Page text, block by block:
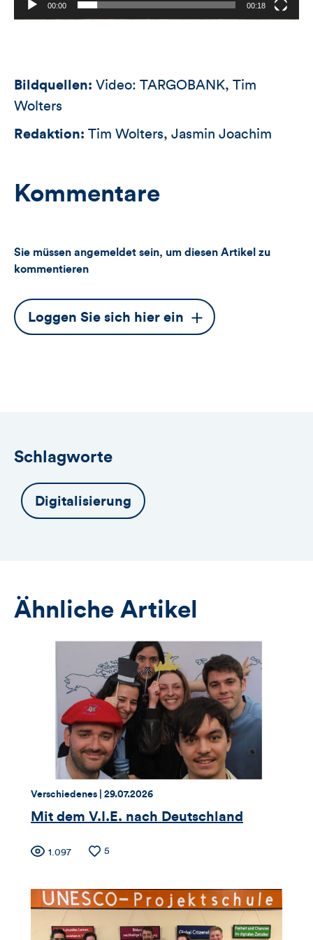
00:00 00:18
Bildquellen: Video: TARGOBANK, Tim
Wolters
Redaktion: Tim Wolters, Jasmin Joachim
Kommentare
Sie müssen angemeldet sein, um diesen Artikel zu
kommentieren
Dieser
Button
Loggen Sie sich hier ein
Schlagworte
Digitalisierung
Ähnliche Artikel
Thema:
Verschiedenes | Datum:
29.07.2026
Mit dem V.I.E. nach Deutschland
Zähler
für
Views,
Anzahl
1.097
Anzahl
5